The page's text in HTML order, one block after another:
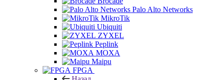
Palo Alto Networks
MikroTik
Ubiquiti
ZYXEL
Peplink
MOXA
Maipu
FPGA